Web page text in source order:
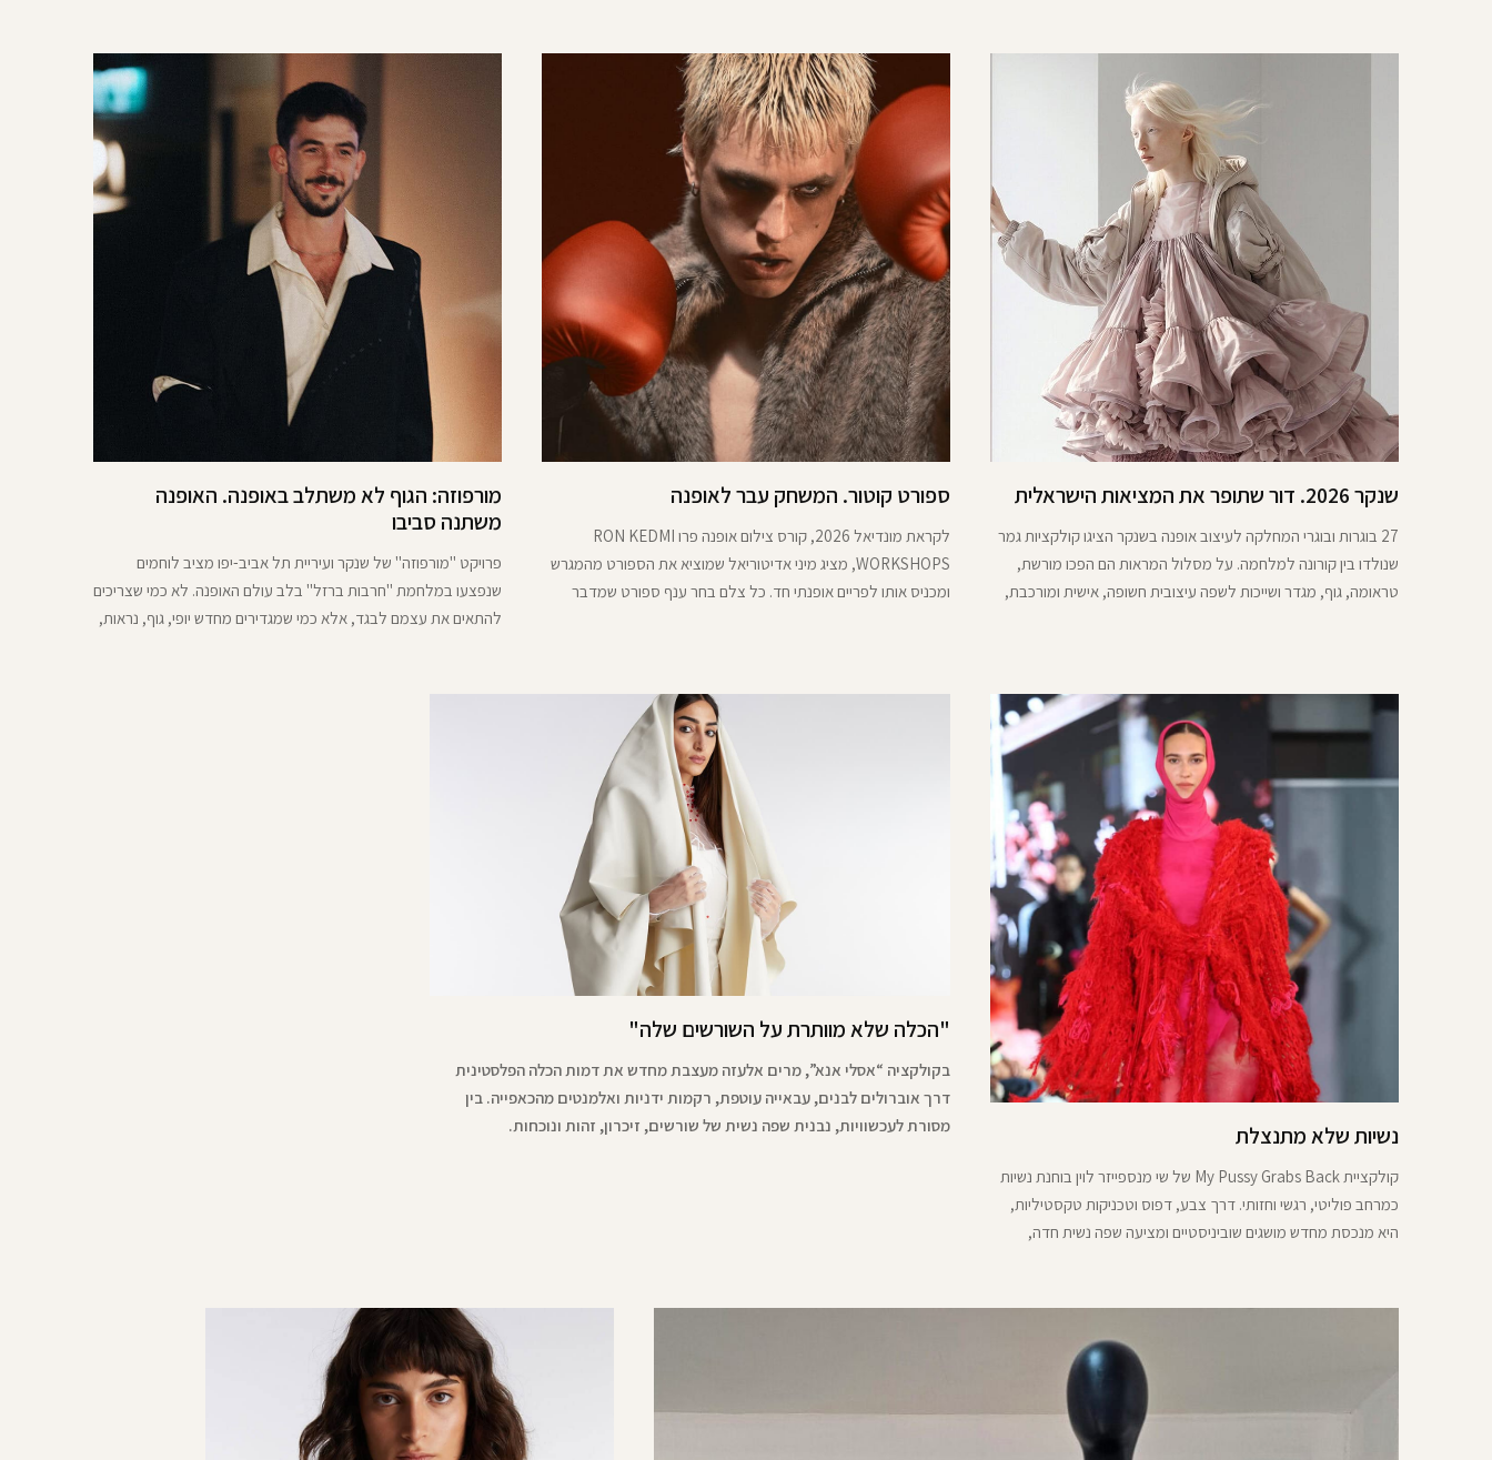
שנקר 2026. דור שתופר את המציאות הישראלית
27 בוגרות ובוגרי המחלקה לעיצוב אופנה בשנקר הציגו קולקציות גמר
שנולדו בין קורונה למלחמה. על מסלול המראות הם הפכו מורשת,
טראומה, גוף, מגדר ושייכות לשפה עיצובית חשופה, אישית ומורכבת,
ספורט קוטור. המשחק עבר לאופנה
לקראת מונדיאל 2026, קורס צילום אופנה פרו RON KEDMI
WORKSHOPS, מציג מיני אדיטוריאל שמוציא את הספורט מהמגרש
ומכניס אותו לפריים אופנתי חד. כל צלם בחר ענף ספורט שמדבר
מורפוזה: הגוף לא משתלב באופנה. האופנה
משתנה סביבו
פרויקט "מורפוזה" של שנקר ועיריית תל אביב-יפו מציב לוחמים
שנפצעו במלחמת "חרבות ברזל" בלב עולם האופנה. לא כמי שצריכים
להתאים את עצמם לבגד, אלא כמי שמגדירים מחדש יופי, גוף, נראות,
נשיות שלא מתנצלת
קולקציית My Pussy Grabs Back של שי מנספייזר לוין בוחנת נשיות
כמרחב פוליטי, רגשי וחזותי. דרך צבע, דפוס וטכניקות טקסטיליות,
היא מנכסת מחדש מושגים שוביניסטיים ומציעה שפה נשית חדה,
"הכלה שלא מוותרת על השורשים שלה"
בקולקציה “אסלי אנא”, מרים אלעזה מעצבת מחדש את דמות הכלה הפלסטינית
דרך אוברולים לבנים, עבאייה עוטפת, רקמות ידניות ואלמנטים מהכאפייה. בין
מסורת לעכשוויות, נבנית שפה נשית של שורשים, זיכרון, זהות ונוכחות.